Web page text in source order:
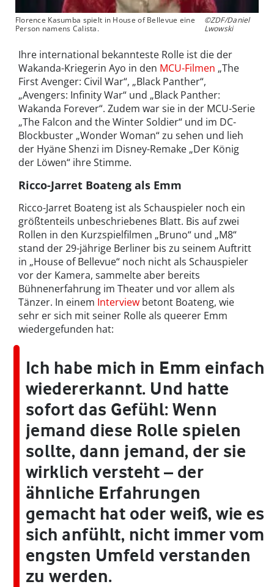
Florence Kasumba spielt in House of Bellevue eine
Person namens Calista.
©ZDF/Daniel
Lwowski
Ihre international bekannteste Rolle ist die der
Wakanda-Kriegerin Ayo in den MCU-Filmen „The
First Avenger: Civil War“, „Black Panther“,
„Avengers: Infinity War“ und „Black Panther:
Wakanda Forever“. Zudem war sie in der MCU-Serie
„The Falcon and the Winter Soldier“ und im DC-
Blockbuster „Wonder Woman“ zu sehen und lieh
der Hyäne Shenzi im Disney-Remake „Der König
der Löwen“ ihre Stimme.
Ricco-Jarret Boateng als Emm
Ricco-Jarret Boateng ist als Schauspieler noch ein
größtenteils unbeschriebenes Blatt. Bis auf zwei
Rollen in den Kurzspielfilmen „Bruno“ und „M8“
stand der 29-jährige Berliner bis zu seinem Auftritt
in „House of Bellevue“ noch nicht als Schauspieler
vor der Kamera, sammelte aber bereits
Bühnenerfahrung im Theater und vor allem als
Tänzer. In einem Interview betont Boateng, wie
sehr er sich mit seiner Rolle als queerer Emm
wiedergefunden hat:
Ich habe mich in Emm einfach
wiedererkannt. Und hatte
sofort das Gefühl: Wenn
jemand diese Rolle spielen
sollte, dann jemand, der sie
wirklich versteht – der
ähnliche Erfahrungen
gemacht hat oder weiß, wie es
sich anfühlt, nicht immer vom
engsten Umfeld verstanden
zu werden.